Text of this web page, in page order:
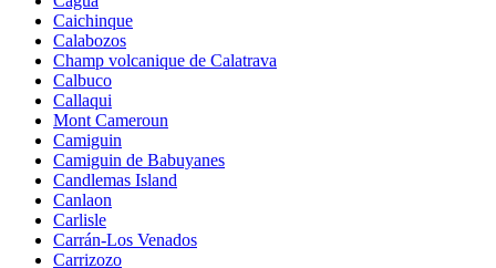
Caichinque
Calabozos
Champ volcanique de Calatrava
Calbuco
Callaqui
Mont Cameroun
Camiguin
Camiguin de Babuyanes
Candlemas Island
Canlaon
Carlisle
Carrán-Los Venados
Carrizozo